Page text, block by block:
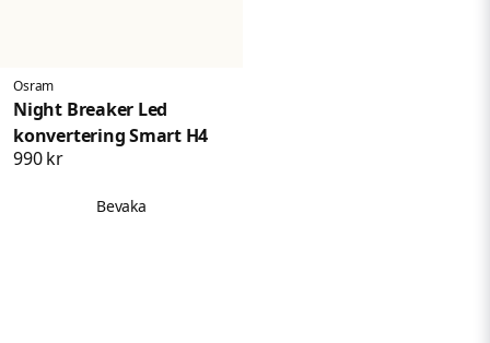
Osram
Night Breaker Led
konvertering Smart H4
990 kr
Bevaka